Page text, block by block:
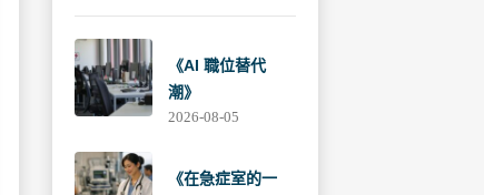
《AI 職位替代
潮》
2026-08-05
《在急症室的一